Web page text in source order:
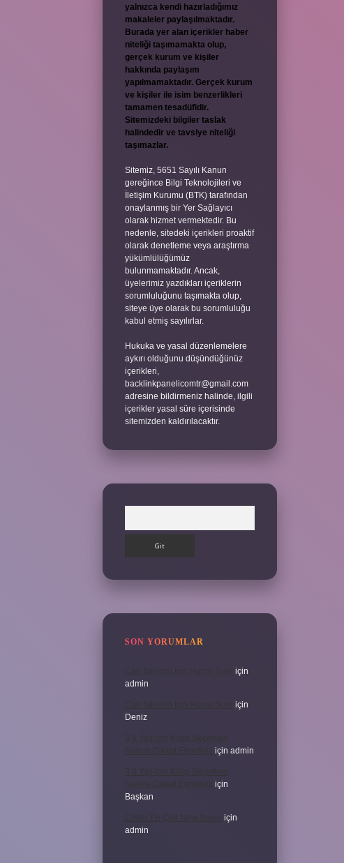
yalnızca kendi hazırladığımız
makaleler paylaşılmaktadır.
Burada yer alan içerikler haber
niteliği taşımamakta olup,
gerçek kurum ve kişiler
hakkında paylaşım
yapılmamaktadır. Gerçek kurum
ve kişiler ile isim benzerlikleri
tamamen tesadüfidir.
Sitemizdeki bilgiler taslak
halindedir ve tavsiye niteliği
taşımazlar.
Sitemiz, 5651 Sayılı Kanun
gereğince Bilgi Teknolojileri ve
İletişim Kurumu (BTK) tarafından
onaylanmış bir Yer Sağlayıcı
olarak hizmet vermektedir. Bu
nedenle, sitedeki içerikleri proaktif
olarak denetleme veya araştırma
yükümlülüğümüz
bulunmamaktadır. Ancak,
üyelerimiz yazdıkları içeriklerin
sorumluluğunu taşımakta olup,
siteye üye olarak bu sorumluluğu
kabul etmiş sayılırlar.
Hukuka ve yasal düzenlemelere
aykırı olduğunu düşündüğünüz
içerikleri,
backlinkpanelicomtr@gmail.com
adresine bildirmeniz halinde, ilgili
içerikler yasal süre içerisinde
sitemizden kaldırılacaktır.
SON YORUMLAR
Can Sıkıntısı Için Hangi Sure için
admin
Can Sıkıntısı Için Hangi Sure için
Deniz
3 6 Yaş Için Kitap Seçerken
Nelere Dikkat Etmeliyiz için admin
3 6 Yaş Için Kitap Seçerken
Nelere Dikkat Etmeliyiz için
Başkan
Cinler En Çok Neyi Sever için
admin